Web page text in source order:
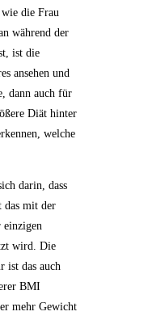
die Frau
während der
ist die
ansehen und
dann auch für
Diät hinter
welche
darin, dass
das mit der
einzigen
wird. Die
ist das auch
BMI
mehr Gewicht